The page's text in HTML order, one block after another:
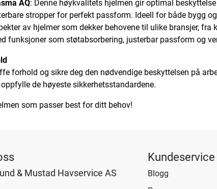
AQ: Denne høykvalitets hjelmen gir optimal
stropper for perfekt passform. Ideell for både bygg
av hjelmer som dekker behovene til ulike bransjer,
funksjoner som støtabsorbering, justerbar passform og
forhold og sikre deg den nødvendige beskyttelsen på
de høyeste sikkerhetsstandardene.
som passer best for ditt behov!
& Mustad Havservice AS
Kundeservice
Blogg